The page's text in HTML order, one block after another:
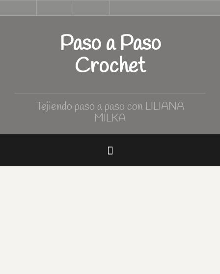
Paso a Paso
Crochet
Tejiendo paso a paso con LILIANA
MILKA